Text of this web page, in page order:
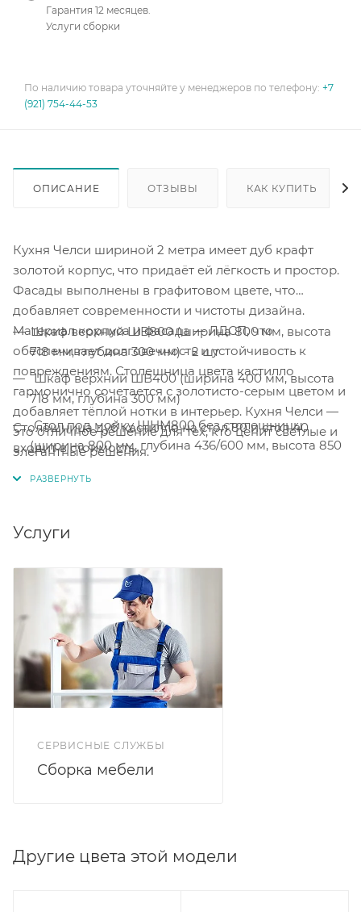
Гарантия 12 месяцев.
Услуги сборки
По наличию товара уточняйте у менеджеров по телефону: +7
(921) 754-44-53
ОПИСАНИЕ ОТЗЫВЫ КАК КУПИТЬ
Кухня Челси шириной 2 метра имеет дуб крафт
золотой корпус, что придаёт ей лёгкость и простор.
Фасады выполнены в графитовом цвете, что
добавляет современности и чистоты дизайна.
Материал корпуса и фасада — ЛДСП, что
обеспечивает долговечность и устойчивость к
повреждениям. Столешница цвета кастилло
гармонично сочетается с золотисто-серым цветом и
добавляет тёплой нотки в интерьер. Кухня Челси —
это отличное решение для тех, кто ценит светлые и
элегантные решения.
Шкаф верхний ШВ800 (ширина 800 мм, высота
718 мм, глубина 300 мм) - 2 шт
Шкаф верхний ШВ400 (ширина 400 мм, высота
718 мм, глубина 300 мм)
Стол под мойку ШНМ800 без столешницы
(ширина 800 мм, глубина 436/600 мм, высота 850
Стол с 3 ящиками ШН3Я400 (ширина 400 мм,
шариковых направляющих полного выдвижения.
Столешница дуб кастилло на стол 80 и стол 40
входит в стоимость.
Услуги
СЕРВИСНЫЕ СЛУЖБЫ
Сборка мебели
Другие цвета этой модели